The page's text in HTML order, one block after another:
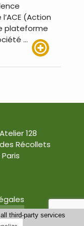
(Action
plateforme
…
128
Récollets
Paris
third-party services